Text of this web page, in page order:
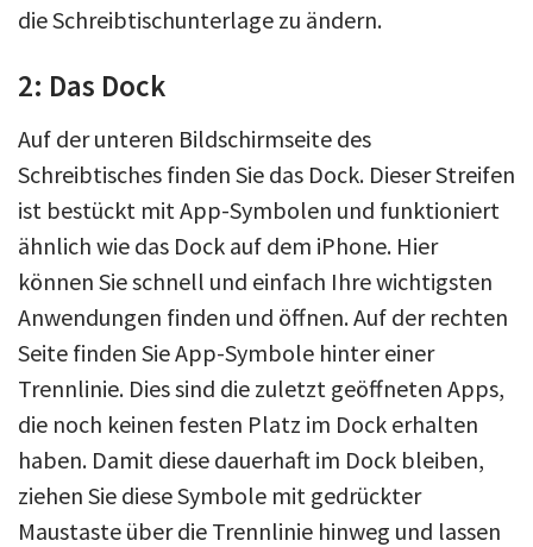
die Schreibtischunterlage zu ändern.
2: Das Dock
Auf der unteren Bildschirmseite des
Schreibtisches finden Sie das Dock. Dieser Streifen
ist bestückt mit App-Symbolen und funktioniert
ähnlich wie das Dock auf dem iPhone. Hier
können Sie schnell und einfach Ihre wichtigsten
Anwendungen finden und öffnen. Auf der rechten
Seite finden Sie App-Symbole hinter einer
Trennlinie. Dies sind die zuletzt geöffneten Apps,
die noch keinen festen Platz im Dock erhalten
haben. Damit diese dauerhaft im Dock bleiben,
ziehen Sie diese Symbole mit gedrückter
Maustaste über die Trennlinie hinweg und lassen